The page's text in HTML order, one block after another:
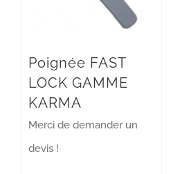
Poignée FAST
LOCK GAMME
KARMA
Merci de demander un
devis !